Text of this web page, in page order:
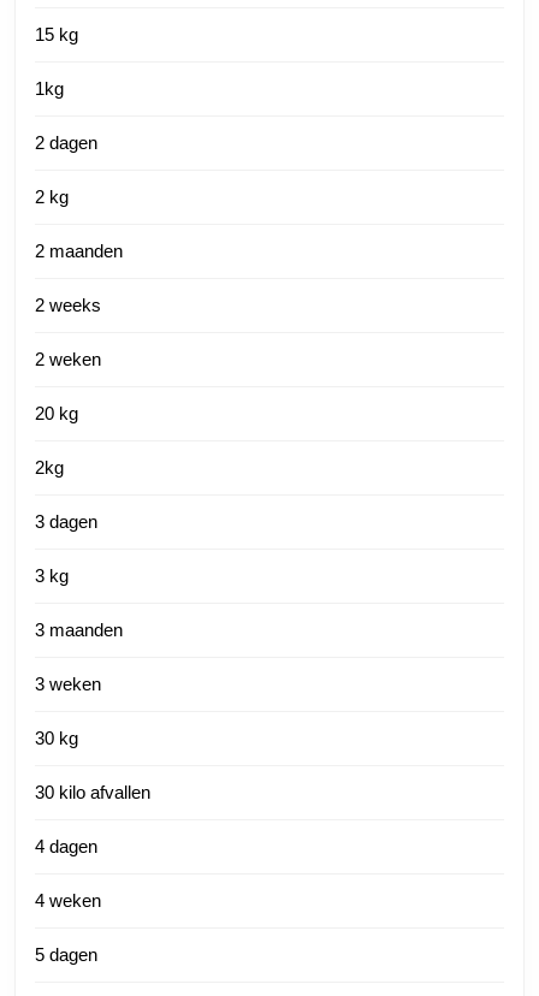
15 kg
1kg
2 dagen
2 kg
2 maanden
2 weeks
2 weken
20 kg
2kg
3 dagen
3 kg
3 maanden
3 weken
30 kg
30 kilo afvallen
4 dagen
4 weken
5 dagen